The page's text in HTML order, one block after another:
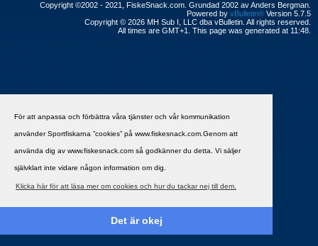
För att anpassa och förbättra våra tjänster och vår kommunikation
använder Sportfiskarna ”cookies” på www.fiskesnack.com.Genom att
använda dig av www.fiskesnack.com så godkänner du detta. Vi säljer
självklart inte vidare någon information om dig.
Klicka här för att läsa mer om cookies och hur du tackar nej till dem.
Det är okej
Copyright ©2002 - 2021, FiskeSnack.com. Grundad 2002 av Anders Bergman.
Powered by vBulletin® Version 5.7.5
Copyright © 2026 MH Sub I, LLC dba vBulletin. All rights reserved.
All times are GMT+1. This page was generated at 11:48.